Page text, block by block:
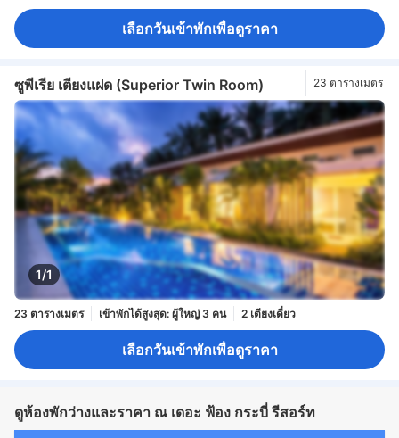
เลือกวันเข้าพักเพื่อดูราคา
ซูพีเรีย เตียงแฝด (Superior Twin Room) 23 ตารางเมตร
1/1
23 ตารางเมตร เข้าพักได้สูงสุด: ผู้ใหญ่ 3 คน 2 เตียงเดี่ยว
เลือกวันเข้าพักเพื่อดูราคา
ดูห้องพักว่างและราคา ณ เดอะ ฟ้อง กระบี่ รีสอร์ท